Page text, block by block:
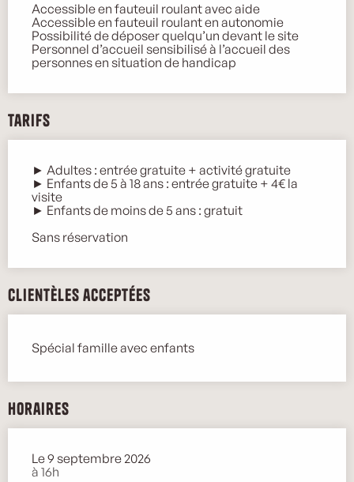
Accessible en fauteuil roulant avec aide
Accessible en fauteuil roulant en autonomie
Possibilité de déposer quelqu’un devant le site
Personnel d’accueil sensibilisé à l’accueil des
personnes en situation de handicap
Tarifs
► Adultes : entrée gratuite + activité gratuite
► Enfants de 5 à 18 ans : entrée gratuite + 4€ la
visite
► Enfants de moins de 5 ans : gratuit
Sans réservation
Clientèles acceptées
Spécial famille avec enfants
Horaires
Le 9 septembre 2026
à 16h